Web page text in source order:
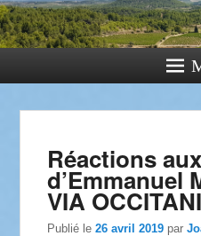
Réactions
d’Emmanuel
VIA
Publié le26 avril 2019 par